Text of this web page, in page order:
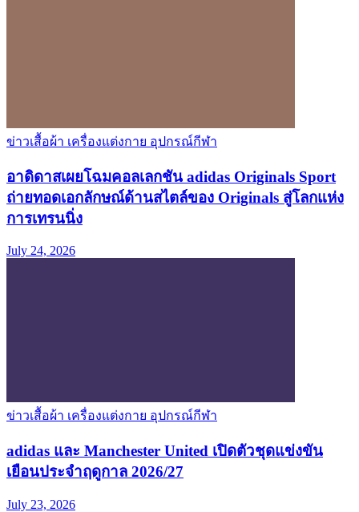
ข่าวเสื้อผ้า เครื่องแต่งกาย อุปกรณ์กีฬา
อาดิดาสเผยโฉมคอลเลกชัน adidas Originals Sport
ถ่ายทอดเอกลักษณ์ด้านสไตล์ของ Originals สู่โลกแห่ง
การเทรนนิ่ง
July 24, 2026
ข่าวเสื้อผ้า เครื่องแต่งกาย อุปกรณ์กีฬา
adidas และ Manchester United เปิดตัวชุดแข่งขัน
เยือนประจำฤดูกาล 2026/27
July 23, 2026